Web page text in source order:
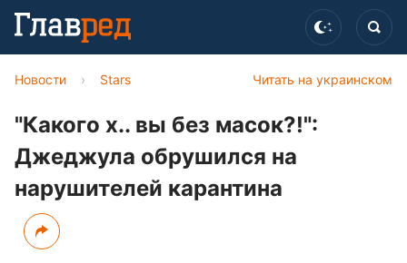
Читать на украинском
Новости › Stars
"Какого х.. вы без масок?!":
Джеджула обрушился на
нарушителей карантина